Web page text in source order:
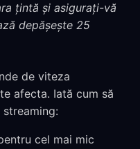
țintă și asigurați-vă
depășește 25
de viteza
afecta. Iată cum să
cel mai mic